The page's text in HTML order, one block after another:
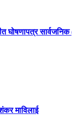
घोषणापत्र सार्वजनिक
माविलाई